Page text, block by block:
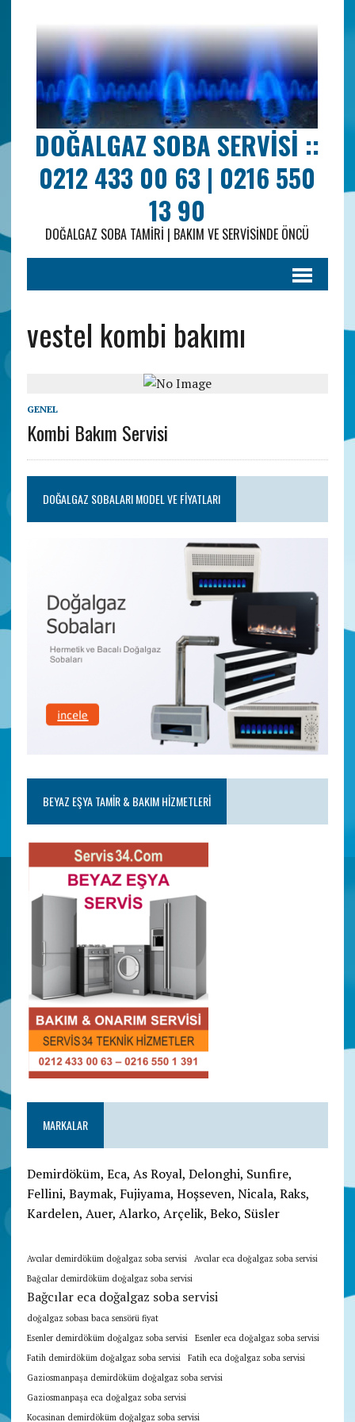
DOĞALGAZ SOBA SERVISI ::
0212 433 00 63 | 0216 550
13 90
DOĞALGAZ SOBA TAMIRI | BAKIM VE SERVISINDE ÖNCÜ
vestel kombi bakımı
GENEL
Kombi Bakım Servisi
DOĞALGAZ SOBALARI MODEL VE FIYATLARI
BEYAZ EŞYA TAMIR & BAKIM HIZMETLERI
MARKALAR
Demirdöküm, Eca, As Royal, Delonghi, Sunfire,
Fellini, Baymak, Fujiyama, Hoşseven, Nicala, Raks,
Kardelen, Auer, Alarko, Arçelik, Beko, Süsler
Avcılar demirdöküm doğalgaz soba servisi
Avcılar eca doğalgaz soba servisi
Bağcılar demirdöküm doğalgaz soba servisi
Bağcılar eca doğalgaz soba servisi
doğalgaz sobası baca sensörü fiyat
Esenler demirdöküm doğalgaz soba servisi
Esenler eca doğalgaz soba servisi
Fatih demirdöküm doğalgaz soba servisi
Fatih eca doğalgaz soba servisi
Gaziosmanpaşa demirdöküm doğalgaz soba servisi
Gaziosmanpaşa eca doğalgaz soba servisi
Kocasinan demirdöküm doğalgaz soba servisi